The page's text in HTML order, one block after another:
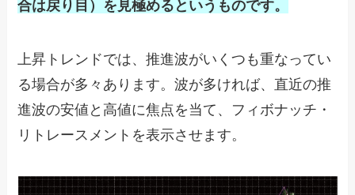
合は戻り目）を見極めるというものです。
上昇トレンドでは、推進波がいくつも重なってい
る場合が多々あります。波が多ければ、直近の推
進波の安値と高値に焦点を当て、フィボナッチ・
リトレースメントを表示させます。